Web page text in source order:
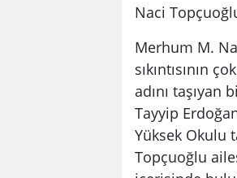
Naci
Merhum M.
sıkıntısının
adını
Tayyip
Yüksek Okulu
Topçuoğlu